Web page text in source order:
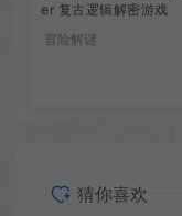
er 复古逻辑解密游戏
冒险解谜
猜你喜欢